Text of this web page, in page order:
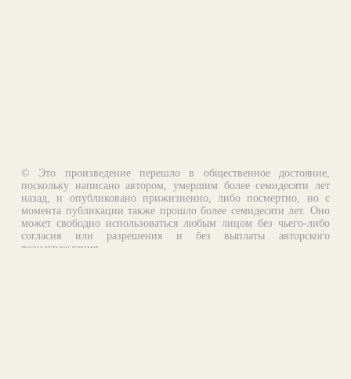
© Это произведение перешло в общественное достояние,
поскольку написано автором, умершим более семидесяти лет
назад, и опубликовано прижизненно, либо посмертно, но с
момента публикации также прошло более семидесяти лет. Оно
может свободно использоваться любым лицом без чьего-либо
согласия или разрешения и без выплаты авторского
вознаграждения.